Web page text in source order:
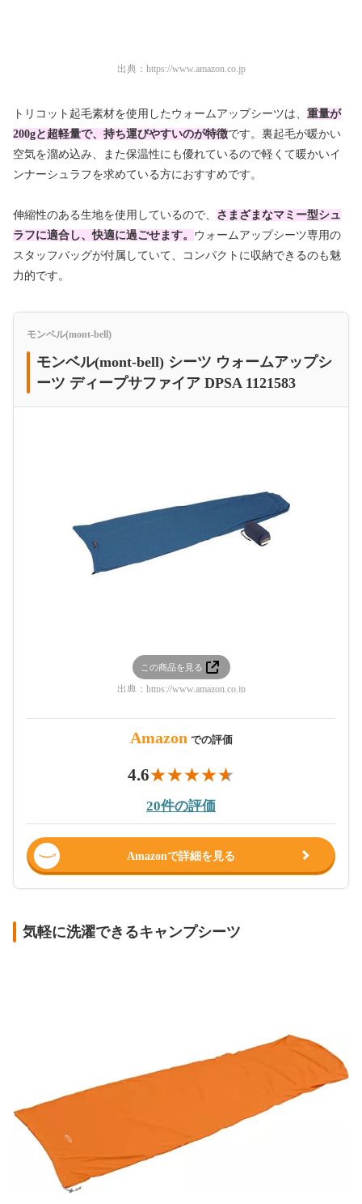
出典： https://www.amazon.co.jp
トリコット起毛素材を使用したウォームアップシーツは、 重量が
200gと超軽量で、持ち運びやすいのが特徴です。裏起毛が暖かい
空気を溜め込み、また保温性にも優れているので軽くて暖かいイ
ンナーシュラフを求めている方におすすめです。
伸縮性のある生地を使用しているので、 さまざまなマミー型シュ
ラフに適合し、快適に過ごせます。 ウォームアップシーツ専用の
スタッフバッグが付属していて、コンパクトに収納できるのも魅
力的です。
モンベル(mont-bell)
モンベル(mont-bell) シーツ ウォームアップシ
ーツ ディープサファイア DPSA 1121583
この商品を見る
出典： https://www.amazon.co.jp
Amazon での評価
4.6
20件の評価
Amazonで詳細を見る
気軽に洗濯できるキャンプシーツ